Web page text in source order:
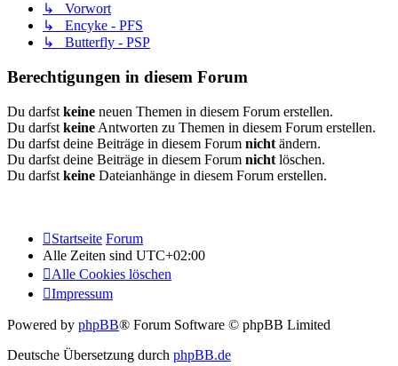
↳ Vorwort
↳ Encyke - PFS
↳ Butterfly - PSP
Berechtigungen in diesem Forum
Du darfst keine neuen Themen in diesem Forum erstellen.
Du darfst keine Antworten zu Themen in diesem Forum erstellen.
Du darfst deine Beiträge in diesem Forum nicht ändern.
Du darfst deine Beiträge in diesem Forum nicht löschen.
Du darfst keine Dateianhänge in diesem Forum erstellen.
Startseite Forum
Alle Zeiten sind UTC+02:00
Alle Cookies löschen
Impressum
Powered by phpBB® Forum Software © phpBB Limited
Deutsche Übersetzung durch phpBB.de